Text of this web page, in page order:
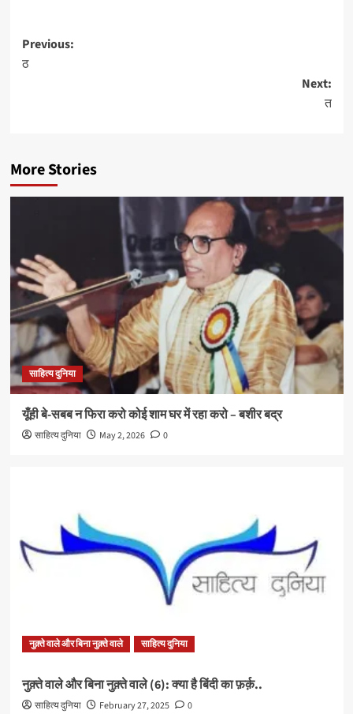
Post
navigation
Previous:
ठ
Next:
त
More Stories
साहित्य दुनिया
यूँही बे-सबब न फिरा करो कोई शाम घर में रहा करो – बशीर बद्र
साहित्य दुनिया May 2, 2026 0
नुक़्ते वाले और बिना नुक़्ते वाले साहित्य दुनिया
नुक़्ते वाले और बिना नुक़्ते वाले (6): क्या है बिंदी का फ़र्क़..
साहित्य दुनिया February 27, 2025 0